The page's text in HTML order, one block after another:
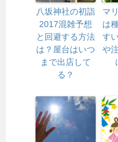
八坂神社の初詣
2017混雑予想
と回避する方法
は？屋台はいつ
まで出店して
る？
マ
は
す
や